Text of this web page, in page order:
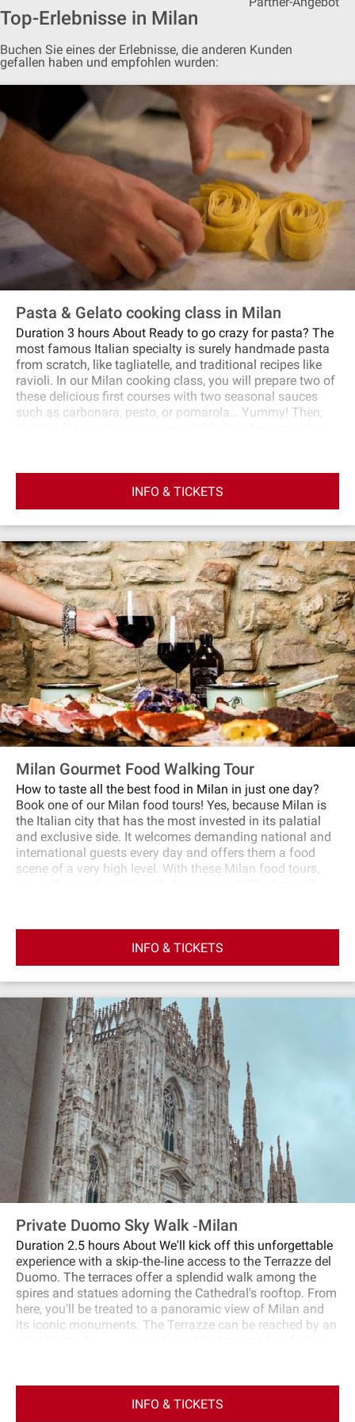
Top-Erlebnisse in Milan
Buchen Sie eines der Erlebnisse, die anderen Kunden
gefallen haben und empfohlen wurden:
Pasta & Gelato cooking class in Milan
Duration 3 hours About Ready to go crazy for pasta? The
most famous Italian specialty is surely handmade pasta
from scratch, like tagliatelle, and traditional recipes like
ravioli. In our Milan cooking class, you will prepare two of
these delicious first courses with two seasonal sauces
such as carbonara, pesto, or pomarola… Yummy! Then,
which natural colors can be used to create your favorite
flavors, and the heating and freezing techniques involved.
After preparing your delicious meal, you'll enjoy eating it
accompanied by two glasses of wine. You'll receive a
digital booklet with recipes and a Graduation Certificate,
allowing you to cook for your friends back home like a
real Italian apprentice chef! Vegetarians are more than
welcome in this cooking class. Please inform us in
advance of any food intolerances or allergies. Get ready
for an unforgettable culinary experience, where you'll not
only learn the secrets of Italian cuisine but also enjoy the
joy of sharing a meal made with your own hands. What's
Included Professional local Chefs Hands‐on PASTA
making from scratch cooking class Gelato making
demonstration All ingredients for pasta and gelato
making Use of apron and cooking utensils An amazing
meal with Wine (soft drinks for children) Graduation
Certificate Digital booklet with recipes Suitable for
vegetarians!
INFO & TICKETS
Milan Gourmet Food Walking Tour
How to taste all the best food in Milan in just one day?
Book one of our Milan food tours! Yes, because Milan is
the Italian city that has the most invested in its palatial
and exclusive side. It welcomes demanding national and
international guests every day and offers them a food
scene of a very high level. With these Milan food tours,
representing the refined gastronomy from Lombardy,
selected directly by Milanese people.
INFO & TICKETS
Private Duomo Sky Walk ‐Milan
Duration 2.5 hours About We'll kick off this unforgettable
experience with a skip‐the‐line access to the Terrazze del
Duomo. The terraces offer a splendid walk among the
spires and statues adorning the Cathedral's rooftop. From
here, you'll be treated to a panoramic view of Milan and
its iconic monuments. The Terrazze can be reached by an
the world. Inside, you'll have the opportunity to admire the
stunning stained glass windows, altars, funerary
INFO & TICKETS